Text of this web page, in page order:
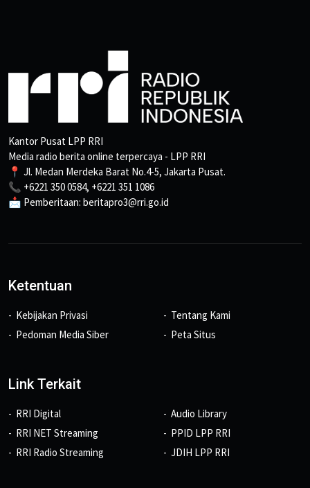
Kantor Pusat LPP RRI
Media radio berita online terpercaya - LPP RRI
📍 Jl. Medan Merdeka Barat No.4-5, Jakarta Pusat.
📞 +6221 350 0584, +6221 351 1086
📩 Pemberitaan: beritapro3@rri.go.id
Ketentuan
Kebijakan Privasi
Pedoman Media Siber
Tentang Kami
Peta Situs
Link Terkait
RRI Digital
RRI NET Streaming
RRI Radio Streaming
Audio Library
PPID LPP RRI
JDIH LPP RRI